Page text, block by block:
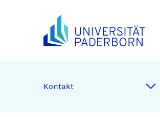
Kontakt